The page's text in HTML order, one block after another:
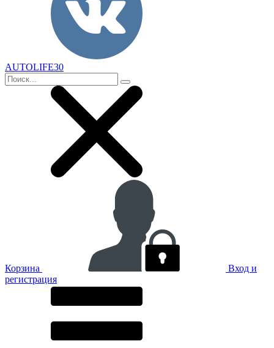
AUTOLIFE30
Корзина
Вход и
регистрация